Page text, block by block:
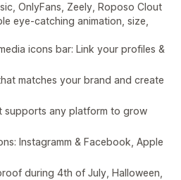
OnlyFans, Zeely, Roposo Clout
eye-catching animation, size,
icons bar: Link your profiles &
matches your brand and create
supports any platform to grow
Instagramm & Facebook, Apple
during 4th of July, Halloween,